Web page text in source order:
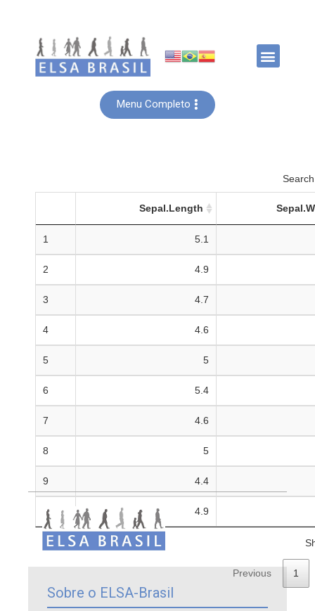
Menu Completo
Sepal.Length
1 5.1
2 4.9
3 4.7
4 4.6
5 5
6 5.4
7 4.6
8 5
9 4.4
10 4.9
Previous 1
Sobre o ELSA-Brasil